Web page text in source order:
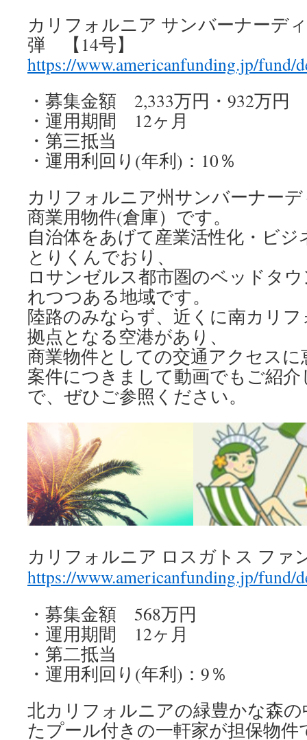
カリフォルニア サンバーナーデ
弾 【14号】
https://www.americanfunding.jp/fund/
・募集金額 2,333万円・932万円
・運用期間 12ヶ月
・第三抵当
・運用利回り(年利)：10％
カリフォルニア州サンバーナー
商業用物件(倉庫）です。
自治体をあげて産業活性化・ビ
とりくんでおり、
ロサンゼルス都市圏のベッドタ
れつつある地域です。
陸路のみならず、近くに南カリ
拠点となる空港があり、
商業物件としての交通アクセス
案件につきまして動画でもご紹
で、ぜひご参照ください。
カリフォルニア ロスガトス ファ
https://www.americanfunding.jp/fund/
・募集金額 568万円
・運用期間 12ヶ月
・第二抵当
・運用利回り(年利)：9％
北カリフォルニアの緑豊かな森
たプール付きの一軒家が担保物件